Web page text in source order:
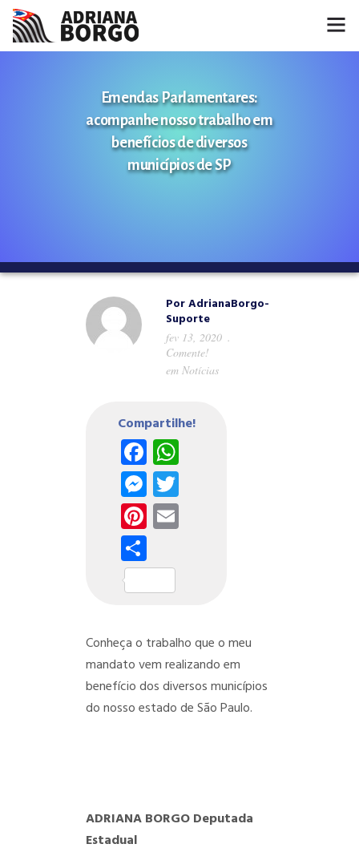
CONHEÇA A ADRIANA
Emendas Parlamentares:
acompanhe nosso trabalho em
benefícios de diversos
municípios de SP
PorAdrianaBorgo-
Suporte
fev 13, 2020
Comente!
em Notícias
Compartilhe!
Facebook
WhatsApp
Messenger
Twitter
Pinterest
Email
Share
Conheça o trabalho que o meu
mandato vem realizando em
benefício dos diversos municípios
do nosso estado de São Paulo.
ADRIANA BORGODeputada
Estadual